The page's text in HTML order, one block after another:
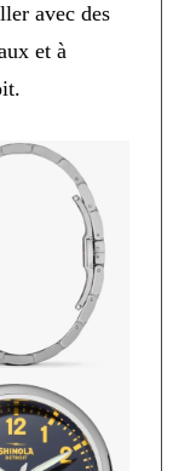
avec des
et à